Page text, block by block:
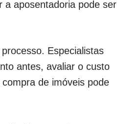
a aposentadoria pode ser
Especialistas
antes, avaliar o custo
de imóveis pode